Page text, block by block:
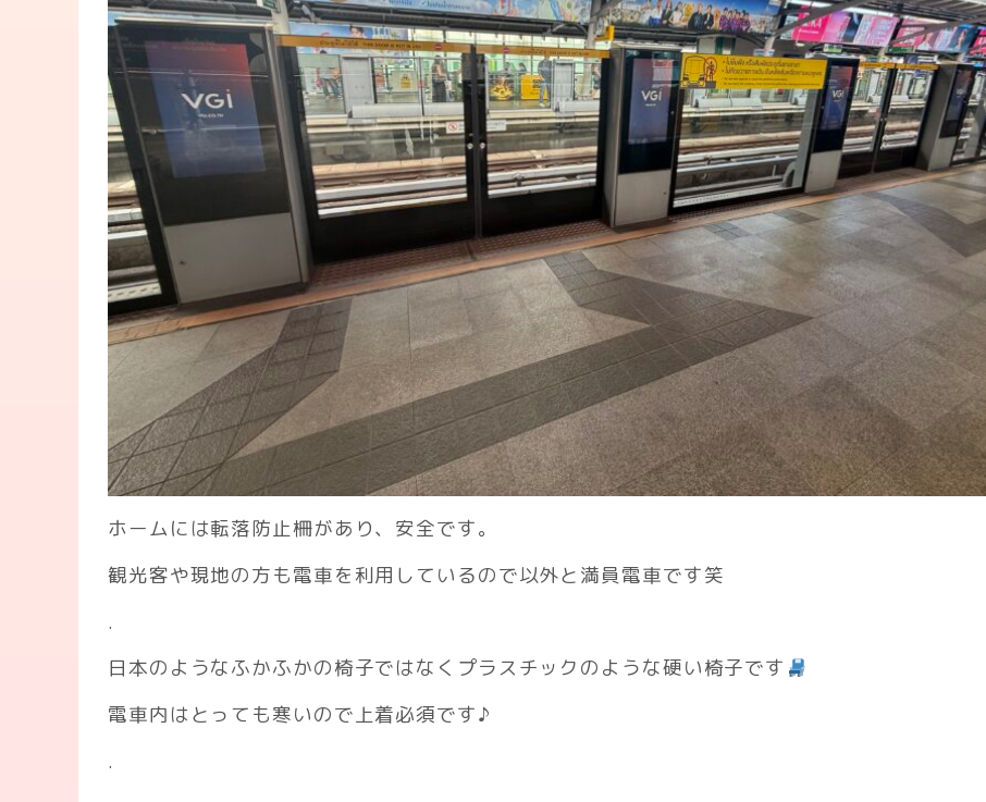
ホームには転落防止柵があり、安全です。
観光客や現地の方も電車を利用しているので以外と満員電車です笑
.
日本のようなふかふかの椅子ではなくプラスチックのような硬い椅子です
電車内はとっても寒いので上着必須です♪
.